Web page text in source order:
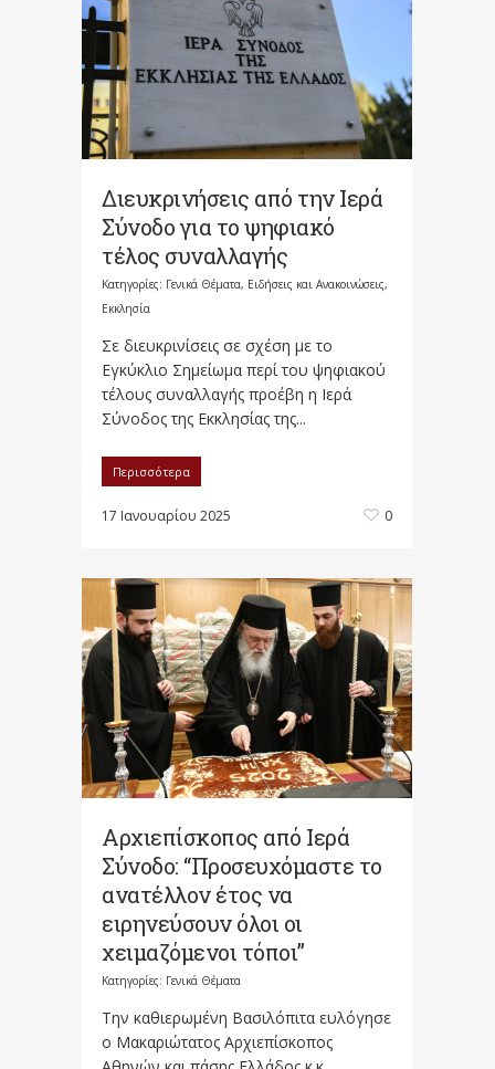
Διευκρινήσεις από την Ιερά
Σύνοδο για το ψηφιακό
τέλος συναλλαγής
Κατηγορίες: Γενικά Θέματα, Ειδήσεις και Ανακοινώσεις,
Εκκλησία
Σε διευκρινίσεις σε σχέση με το
Εγκύκλιο Σημείωμα περί του ψηφιακού
τέλους συναλλαγής προέβη η Ιερά
Σύνοδος της Εκκλησίας της...
Περισσότερα
17 Ιανουαρίου 2025 0
Αρχιεπίσκοπος από Ιερά
Σύνοδο: “Προσευχόμαστε το
ανατέλλον έτος να
ειρηνεύσουν όλοι οι
χειμαζόμενοι τόποι”
Κατηγορίες: Γενικά Θέματα
Την καθιερωμένη Βασιλόπιτα ευλόγησε
ο Μακαριώτατος Αρχιεπίσκοπος